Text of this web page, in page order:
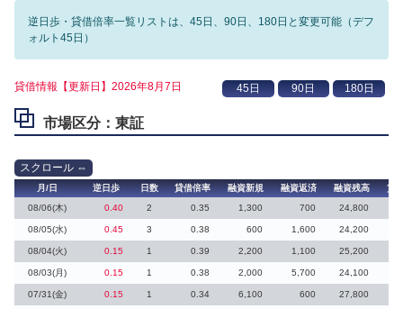
逆日歩・貸借倍率一覧リストは、45日、90日、180日と変更可能（デフ
ォルト45日）
貸借情報【更新日】2026年8月7日
市場区分：東証
月/日 逆日歩 日数 貸借倍率 融資新規 融資返済 融資残高
貸
08/06(木)
0.40 2 0.35 1,300 700 24,800
08/05(水) 0.45 3 0.38 600 1,600 24,200
08/04(火) 0.15 1 0.39 2,200 1,100 25,200
08/03(月) 0.15 1 0.38 2,000 5,700 24,100
07/31(金) 0.15 1 0.34 6,100 600 27,800